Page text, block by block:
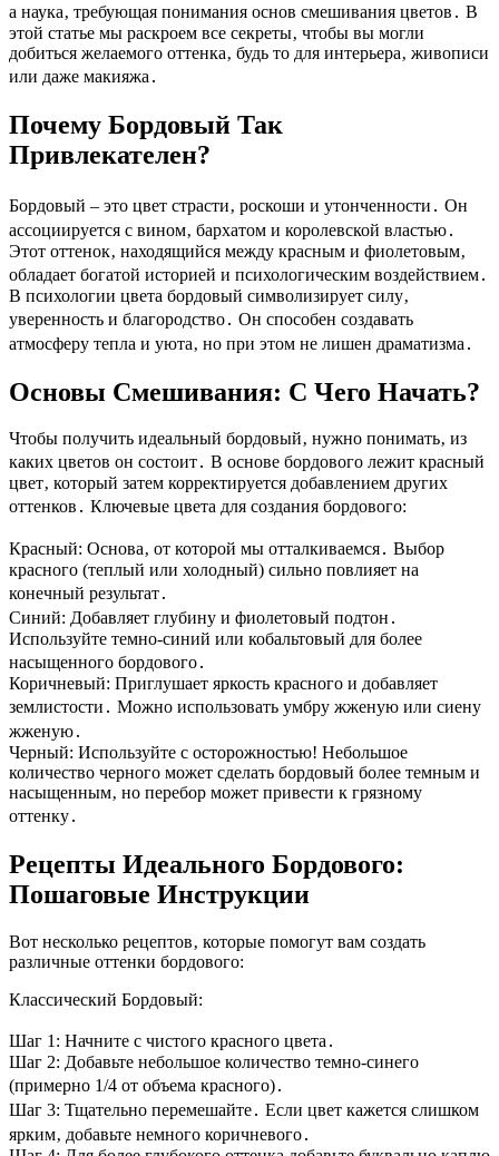
а наука‚ требующая понимания основ смешивания цветов․ В
этой статье мы раскроем все секреты‚ чтобы вы могли
добиться желаемого оттенка‚ будь то для интерьера‚ живописи
или даже макияжа․
Почему Бордовый Так
Привлекателен?
Бордовый – это цвет страсти‚ роскоши и утонченности․ Он
ассоциируется с вином‚ бархатом и королевской властью․
Этот оттенок‚ находящийся между красным и фиолетовым‚
обладает богатой историей и психологическим воздействием․
В психологии цвета бордовый символизирует силу‚
уверенность и благородство․ Он способен создавать
атмосферу тепла и уюта‚ но при этом не лишен драматизма․
Основы Смешивания: С Чего Начать?
Чтобы получить идеальный бордовый‚ нужно понимать‚ из
каких цветов он состоит․ В основе бордового лежит красный
цвет‚ который затем корректируется добавлением других
оттенков․ Ключевые цвета для создания бордового:
Красный: Основа‚ от которой мы отталкиваемся․ Выбор
красного (теплый или холодный) сильно повлияет на
конечный результат․
Синий: Добавляет глубину и фиолетовый подтон․
Используйте темно-синий или кобальтовый для более
насыщенного бордового․
Коричневый: Приглушает яркость красного и добавляет
землистости․ Можно использовать умбру жженую или сиену
жженую․
Черный: Используйте с осторожностью! Небольшое
количество черного может сделать бордовый более темным и
насыщенным‚ но перебор может привести к грязному
оттенку․
Рецепты Идеального Бордового:
Пошаговые Инструкции
Вот несколько рецептов‚ которые помогут вам создать
различные оттенки бордового:
Классический Бордовый:
Шаг 1: Начните с чистого красного цвета․
Шаг 2: Добавьте небольшое количество темно-синего
(примерно 1/4 от объема красного)․
Шаг 3: Тщательно перемешайте․ Если цвет кажется слишком
ярким‚ добавьте немного коричневого․